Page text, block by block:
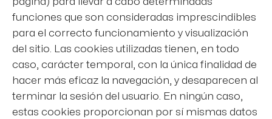
funciones que son consideradas imprescindibles
para el correcto funcionamiento y visualización
del sitio. Las cookies utilizadas tienen, en todo
caso, carácter temporal, con la única finalidad de
hacer más eficaz la navegación, y desaparecen al
terminar la sesión del usuario. En ningún caso,
estas cookies proporcionan por sí mismas datos